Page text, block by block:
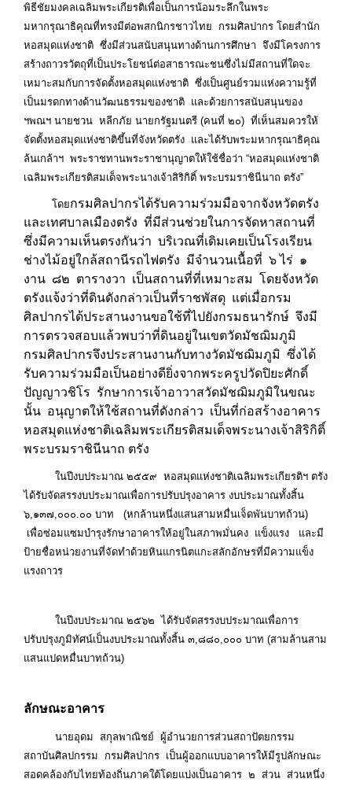
พิธีชัยมงคลเฉลิมพระเกียรติเพื่อเป็นการน้อมระลึกในพระ
มหากรุณาธิคุณที่ทรงมีต่อพสกนิกรชาวไทย กรมศิลปากร โดยสำนัก
หอสมุดแห่งชาติ ซึ่งมีส่วนสนับสนุนทางด้านการศึกษา จึงมีโครงการ
สร้างถาวรวัตถุที่เป็นประโยชน์ต่อสาธารณะชนซึ่งไม่มีสถานที่ใดจะ
เหมาะสมกับการจัดตั้งหอสมุดแห่งชาติ ซึ่งเป็นศูนย์รวมแห่งความรู้ที่
เป็นมรดกทางด้านวัฒนธรรมของชาติ และด้วยการสนับสนุนของ
ฯพณฯ นายชวน หลีกภัย นายกรัฐมนตรี (คนที่ ๒๐) ที่เห็นสมควรให้
จัดตั้งหอสมุดแห่งชาติขึ้นที่จังหวัดตรัง และได้รับพระมหากรุณาธิคุณ
ล้นเกล้าฯ พระราชทานพระราชานุญาตให้ใช้ชื่อว่า “หอสมุดแห่งชาติ
เฉลิมพระเกียรติสมเด็จพระนางเจ้าสิริกิติ์ พระบรมราชินีนาถ ตรัง”
โดยกรมศิลปากรได้รับความร่วมมือจากจังหวัดตรัง
และเทศบาลเมืองตรัง ที่มีส่วนช่วยในการจัดหาสถานที่
ซึ่งมีความเห็นตรงกันว่า บริเวณที่เดิมเคยเป็นโรงเรียน
ช่างไม้อยู่ใกล้สถานีรถไฟตรัง มีจำนวนเนื้อที่ ๖ ไร่ ๑
งาน ๘๒ ตารางวา เป็นสถานที่ที่เหมาะสม โดยจังหวัด
ตรังแจ้งว่าที่ดินดังกล่าวเป็นที่ราชพัสดุ แต่เมื่อกรม
ศิลปากรได้ประสานงานขอใช้ที่ไปยังกรมธนารักษ์ จึงมี
การตรวจสอบแล้วพบว่าที่ดินอยู่ในเขตวัดมัชฌิมภูมิ
กรมศิลปากรจึงประสานงานกับทางวัดมัชฌิมภูมิ ซึ่งได้
รับความร่วมมือเป็นอย่างดียิ่งจากพระครูปวัดปิยะศักดิ์
ปัญญาวชิโร รักษาการเจ้าอาวาสวัดมัชฌิมภูมิในขณะ
นั้น อนุญาตให้ใช้สถานที่ดังกล่าว เป็นที่ก่อสร้างอาคาร
หอสมุดแห่งชาติเฉลิมพระเกียรติสมเด็จพระนางเจ้าสิริกิติ์
พระบรมราชินีนาถ ตรัง
ในปีงบประมาณ ๒๕๕๙ หอสมุดแห่งชาติเฉลิมพระเกียรติฯ ตรัง
ได้รับจัดสรรงบประมาณเพื่อการปรับปรุงอาคาร งบประมาณทั้งสิ้น
๖,๑๓๗,๐๐๐.๐๐ บาท (หกล้านหนึ่งแสนสามหมื่นเจ็ดพันบาทถ้วน)
เพื่อซ่อมแซมบำรุงรักษาอาคารให้อยู่ในสภาพมั่นคง แข็งแรง และมี
ป้ายชื่อหน่วยงานที่จัดทำด้วยหินแกรนิตแกะสลักอักษรที่มีความแข็ง
แรงถาวร
ในปีงบประมาณ ๒๕๖๒ ได้รับจัดสรรงบประมาณเพื่อการ
ปรับปรุงภูมิทัศน์เป็นงบประมาณทั้งสิ้น ๓,๘๘๐,๐๐๐ บาท (สามล้านสาม
แสนแปดหมื่นบาทถ้วน)
ลักษณะอาคาร
นายอุดม สกุลพาณิชย์ ผู้อำนวยการส่วนสถาปัตยกรรม
สถาบันศิลปกรรม กรมศิลปากร เป็นผู้ออกแบบอาคารให้มีรูปลักษณะ
สอดคล้องกับไทยท้องถิ่นภาคใต้โดยแบ่งเป็นอาคาร ๒ ส่วน ส่วนหนึ่ง